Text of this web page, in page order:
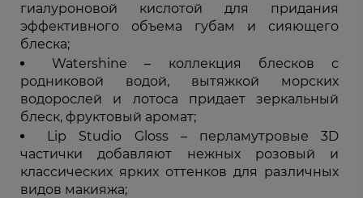
гиалуроновой кислотой для придания
эффективного объема губам и сияющего
блеска;
Watershine – коллекция блесков с
родниковой водой, вытяжкой морских
водорослей и лотоса придает зеркальный
блеск, фруктовый аромат;
Lip Studio Gloss – перламутровые 3D
частички добавляют нежных розовый и
классических ярких оттенков для различных
видов макияжа;